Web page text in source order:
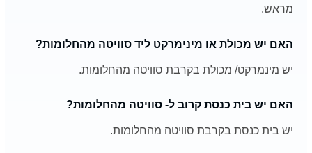
מראש.
האם יש מכולת או מינימרקט ליד סוויטה מהחלומות?
יש מינמרקט/ מכולת בקרבת סוויטה מהחלומות.
האם יש בית כנסת קרוב ל- סוויטה מהחלומות?
יש בית כנסת בקרבת סוויטה מהחלומות.